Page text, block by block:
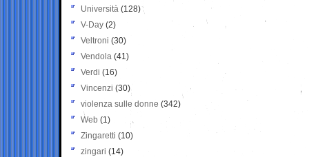
Università (128)
V-Day (2)
Veltroni (30)
Vendola (41)
Verdi (16)
Vincenzi (30)
violenza sulle donne (342)
Web (1)
Zingaretti (10)
zingari (14)